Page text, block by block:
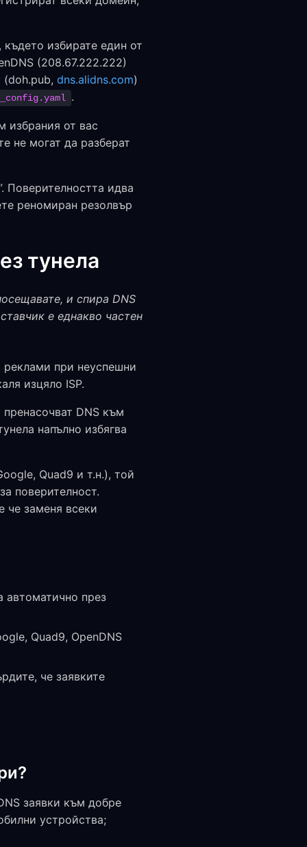
избирате един от
(208.67.222.222)
(doh.pub, dns.alidns.com)
.
избрания от вас
не могат да разберат
Поверителността идва
реномиран резолвър
тунела
и спира DNS
е еднакво частен
реклами при неуспешни
изцяло ISP.
DNS към
напълно избягва
Quad9 и т.н.), той
поверителност.
че заменя всеки
автоматично през
Quad9, OpenDNS
че заявките
заявки към добре
устройства;